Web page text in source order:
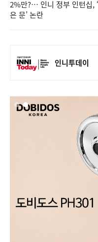
2%만?… 인니 정부 인턴십,
은 문’ 논란
인니투데이